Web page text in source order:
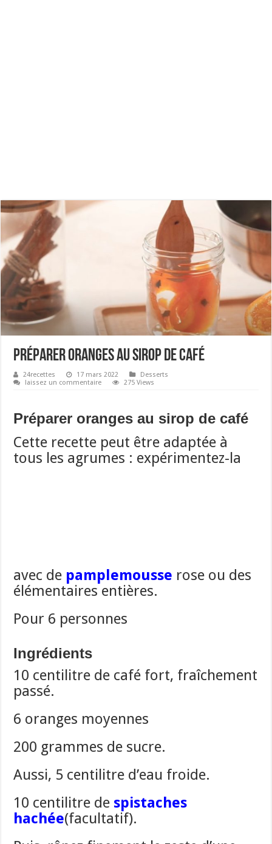
Préparer oranges au sirop de café
24recettes 17 mars 2022
Desserts
laissez un commentaire
275 Views
Préparer oranges au sirop de café
Cette recette peut être adaptée à
tous les agrumes : expérimentez-la
avec de pamplemousse rose ou des
élémentaires entières.
Pour 6 personnes
Ingrédients
10 centilitre de café fort, fraîchement
passé.
6 oranges moyennes
200 grammes de sucre.
Aussi, 5 centilitre d’eau froide.
10 centilitre de spistaches
hachée(facultatif).